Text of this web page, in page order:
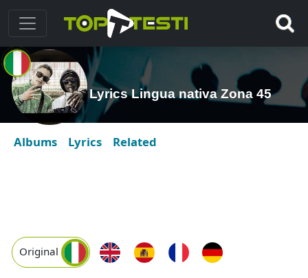
Lyrics Lingua nativa Zona 45
Albums Lyrics Related
Original